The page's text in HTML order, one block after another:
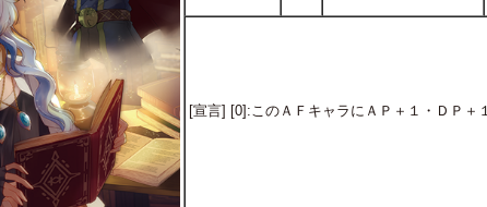
[宣言] [0]:このＡＦキャラにＡＰ＋１・ＤＰ＋